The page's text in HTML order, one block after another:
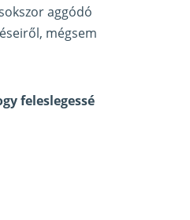
aggódó
mégsem
feleslegessé